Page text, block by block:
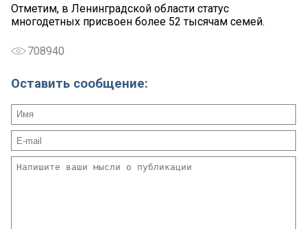
Отметим, в Ленинградской области статус
многодетных присвоен более 52 тысячам семей.
708940
Оставить сообщение: